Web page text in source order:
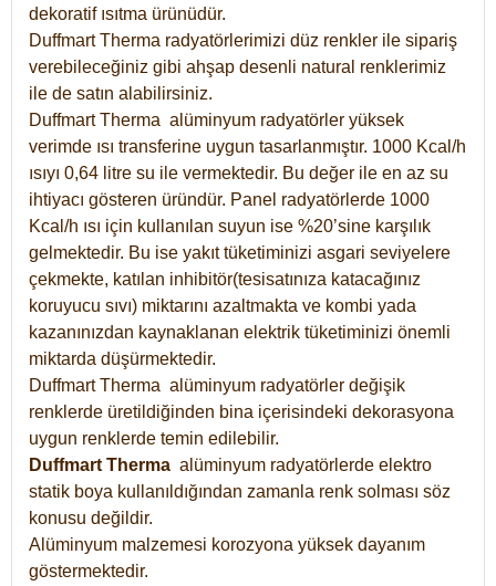
dekoratif ısıtma ürünüdür.
Duffmart Therma radyatörlerimizi düz renkler ile sipariş
verebileceğiniz gibi ahşap desenli natural renklerimiz
ile de satın alabilirsiniz.
Duffmart Therma alüminyum radyatörler yüksek
verimde ısı transferine uygun tasarlanmıştır. 1000 Kcal/h
ısıyı 0,64 litre su ile vermektedir. Bu değer ile en az su
ihtiyacı gösteren üründür. Panel radyatörlerde 1000
Kcal/h ısı için kullanılan suyun ise %20’sine karşılık
gelmektedir. Bu ise yakıt tüketiminizi asgari seviyelere
çekmekte, katılan inhibitör(tesisatınıza katacağınız
koruyucu sıvı) miktarını azaltmakta ve kombi yada
kazanınızdan kaynaklanan elektrik tüketiminizi önemli
miktarda düşürmektedir.
Duffmart Therma alüminyum radyatörler değişik
renklerde üretildiğinden bina içerisindeki dekorasyona
uygun renklerde temin edilebilir.
Duffmart Therma alüminyum radyatörlerde elektro
statik boya kullanıldığından zamanla renk solması söz
konusu değildir.
Alüminyum malzemesi korozyona yüksek dayanım
göstermektedir.